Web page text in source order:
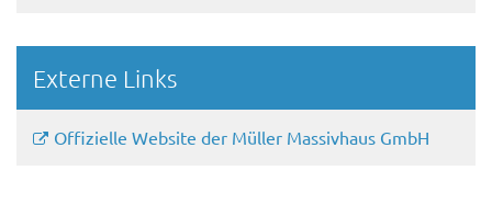
Externe Links
Offizielle Website der Müller Massivhaus GmbH